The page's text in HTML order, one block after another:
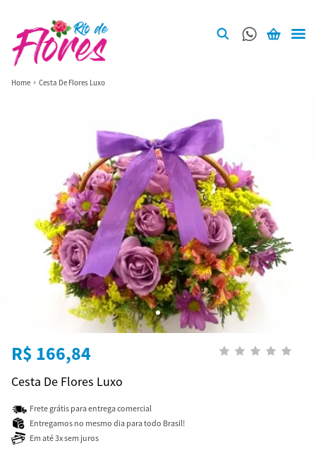
Home Cesta De Flores Luxo
R$ 166,84
Cesta De Flores Luxo
Frete grátis para entrega comercial
Entregamos no mesmo dia para todo Brasil!
Em até 3x sem juros